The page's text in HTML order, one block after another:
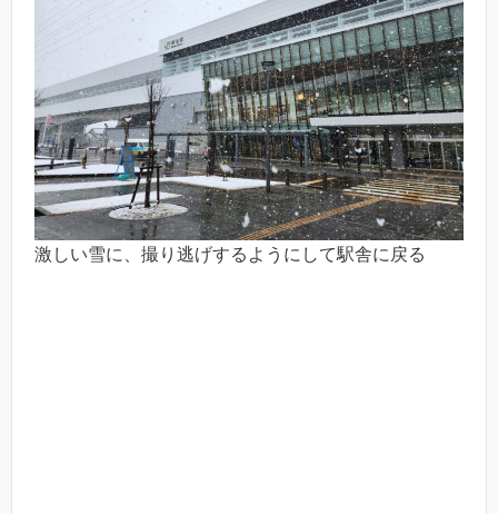
激しい雪に、撮り逃げするようにして駅舎に戻る